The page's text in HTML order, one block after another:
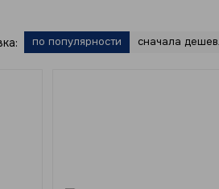
по популярности сначала